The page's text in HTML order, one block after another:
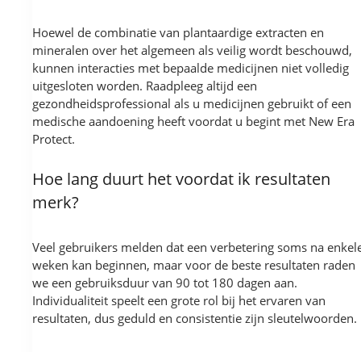
Hoewel de combinatie van plantaardige extracten en
mineralen over het algemeen als veilig wordt beschouwd,
kunnen interacties met bepaalde medicijnen niet volledig
uitgesloten worden. Raadpleeg altijd een
gezondheidsprofessional als u medicijnen gebruikt of een
medische aandoening heeft voordat u begint met New Era
Protect.
Hoe lang duurt het voordat ik resultaten
merk?
Veel gebruikers melden dat een verbetering soms na
weken kan beginnen, maar voor de beste resultaten raden
we een gebruiksduur van 90 tot 180 dagen aan.
Individualiteit speelt een grote rol bij het ervaren van
resultaten, dus geduld en consistentie zijn sleutelwoorden.